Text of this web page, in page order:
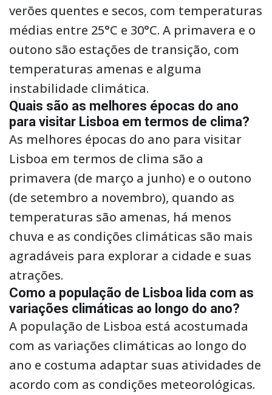
verões quentes e secos, com temperaturas
médias entre 25°C e 30°C. A primavera e o
outono são estações de transição, com
temperaturas amenas e alguma
instabilidade climática.
Quais são as melhores épocas do ano
para visitar Lisboa em termos de clima?
As melhores épocas do ano para visitar
Lisboa em termos de clima são a
primavera (de março a junho) e o outono
(de setembro a novembro), quando as
temperaturas são amenas, há menos
chuva e as condições climáticas são mais
agradáveis para explorar a cidade e suas
atrações.
Como a população de Lisboa lida com as
variações climáticas ao longo do ano?
A população de Lisboa está acostumada
com as variações climáticas ao longo do
ano e costuma adaptar suas atividades de
acordo com as condições meteorológicas.